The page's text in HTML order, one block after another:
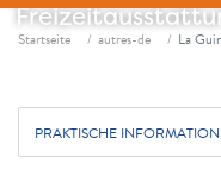
Fil d'ariane
Startseite autres-de La
PRAKTISCHE